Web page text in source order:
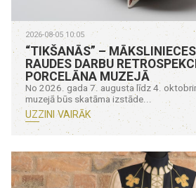
2026-08-05 10:05
“TIKŠANĀS” –
RAUDES DARBU
PORCELĀNA MUZEJĀ
No 2026. gada 7. augusta līdz 4.
muzejā būs skatāma izstāde...
UZZINI VAIRĀK